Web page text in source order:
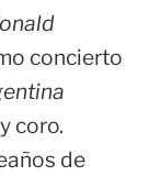
concierto
coro.
de